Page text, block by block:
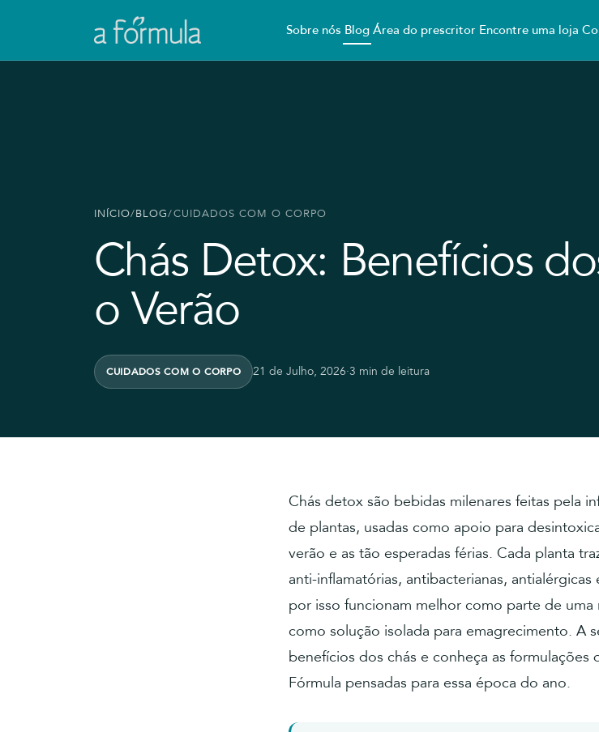
Sobre nós Blog Área do prescritor Encontre uma loja
INÍCIO/BLOG/CUIDADOS COM O CORPO
Chás Detox: Benefícios
o Verão
CUIDADOS COM O CORPO 21 de Julho, 2026·3 min de leitura
Chás detox são bebidas milenares feitas pela
de plantas, usadas como apoio para
verão e as tão esperadas férias. Cada planta
anti-inflamatórias, antibacterianas,
por isso funcionam melhor como parte de
como solução isolada para emagrecimento. A
benefícios dos chás e conheça as formulações
Fórmula pensadas para essa época do ano.